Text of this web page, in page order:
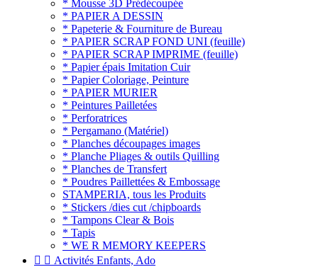
* Mousse 3D Prédécoupée
* PAPIER A DESSIN
* Papeterie & Fourniture de Bureau
* PAPIER SCRAP FOND UNI (feuille)
* PAPIER SCRAP IMPRIME (feuille)
* Papier épais Imitation Cuir
* Papier Coloriage, Peinture
* PAPIER MURIER
* Peintures Pailletées
* Perforatrices
* Pergamano (Matériel)
* Planches découpages images
* Planche Pliages & outils Quilling
* Planches de Transfert
* Poudres Paillettées & Embossage
STAMPERIA, tous les Produits
* Stickers /dies cut /chipboards
* Tampons Clear & Bois
* Tapis
* WE R MEMORY KEEPERS
  Activités Enfants, Ado